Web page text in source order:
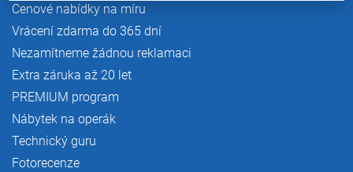
Cenové nabídky na míru
Vrácení zdarma do 365 dní
Nezamítneme žádnou reklamaci
Extra záruka až 20 let
PREMIUM program
Nábytek na operák
Technický guru
Fotorecenze